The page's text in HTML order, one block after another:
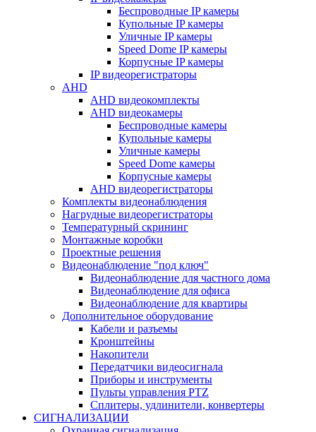
Беспроводные IP камеры
Купольные IP камеры
Уличные IP камеры
Speed Dome IP камеры
Корпусные IP камеры
IP видеорегистраторы
AHD
AHD видеокомплекты
AHD видеокамеры
Беспроводные камеры
Купольные камеры
Уличные камеры
Speed Dome камеры
Корпусные камеры
AHD видеорегистраторы
Комплекты видеонаблюдения
Нагрудные видеорегистраторы
Температурный скрининг
Монтажные коробки
Проектные решения
Видеонаблюдение "под ключ"
Видеонаблюдение для частного дома
Видеонаблюдение для офиса
Видеонаблюдение для квартиры
Дополнительное оборудование
Кабели и разъемы
Кронштейны
Накопители
Передатчики видеосигнала
Приборы и инструменты
Пульты управления PTZ
Сплитеры, удлинители, конвертеры
СИГНАЛИЗАЦИИ